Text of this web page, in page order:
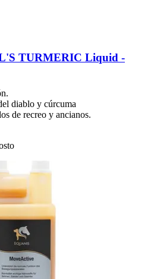
TURMERIC Liquid -​
diablo y cúrcuma
de recreo y ancianos.